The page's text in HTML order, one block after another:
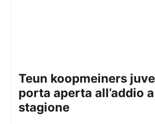
teun koopmeiners juventus:
porta aperta all’addio
stagione